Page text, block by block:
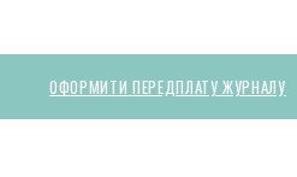
ОФОРМИТИ ПЕРЕДПЛАТУ ЖУРНАЛУ